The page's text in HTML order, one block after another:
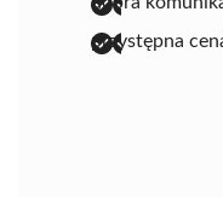
przystępna